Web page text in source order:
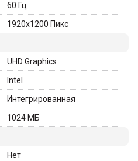
60 Гц
1920x1200 Пикс
UHD Graphics
Intel
Интегрированная
1024 МБ
Нет